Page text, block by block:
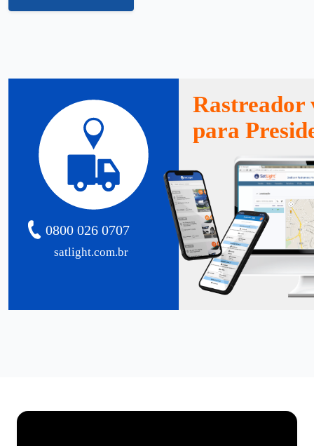
satlight.com.br
0800 026 0707
Rastreador
para